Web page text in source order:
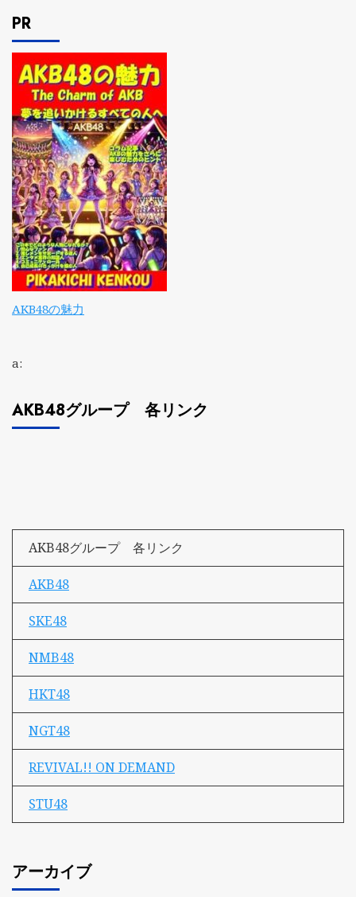
PR
AKB48の魅力
a:
AKB48グループ 各リンク
AKB48グループ 各リンク
AKB48
SKE48
NMB48
HKT48
NGT48
REVIVAL!! ON DEMAND
STU48
アーカイブ